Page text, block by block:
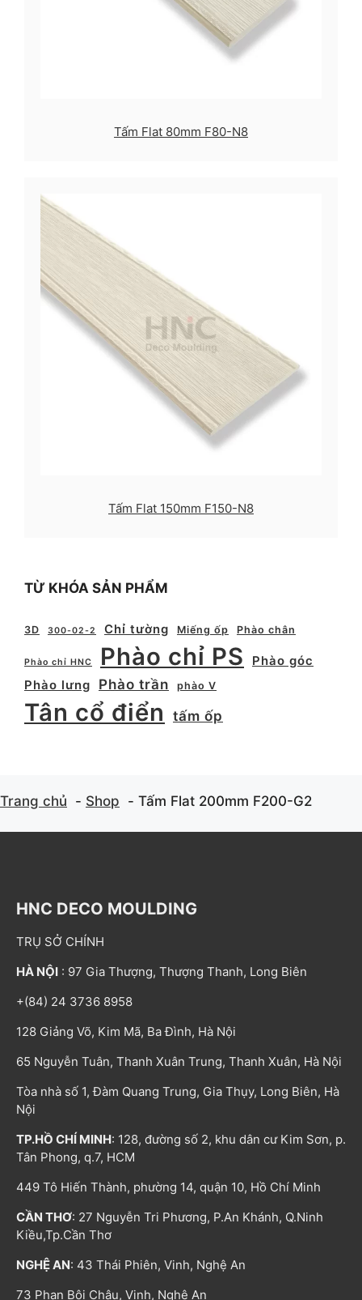
Tấm Flat 80mm F80-N8
Tấm Flat 150mm F150-N8
TỪ KHÓA SẢN PHẨM
3D 300-02-2 Chỉ tường Miếng ốp Phào chân
Phào chỉ HNC Phào chỉ PS
Phào góc
Phào lưng
Phào trần phào V
Tân cổ điển tấm ốp
Trang chủ Shop Tấm Flat 200mm F200-G2
HNC DECO MOULDING
TRỤ SỞ CHÍNH
HÀ NỘI : 97 Gia Thượng, Thượng Thanh, Long Biên
+(84) 24 3736 8958
128 Giảng Võ, Kim Mã, Ba Đình, Hà Nội
65 Nguyễn Tuân, Thanh Xuân Trung, Thanh Xuân, Hà Nội
Tòa nhà số 1, Đàm Quang Trung, Gia Thụy, Long Biên, Hà
Nội
TP.HỒ CHÍ MINH: 128, đường số 2, khu dân cư Kim Sơn, p.
Tân Phong, q.7, HCM
449 Tô Hiến Thành, phường 14, quận 10, Hồ Chí Minh
CẦN THƠ: 27 Nguyễn Tri Phương, P.An Khánh, Q.Ninh
Kiều,Tp.Cần Thơ
NGHỆ AN: 43 Thái Phiên, Vinh, Nghệ An
73 Phan Bội Châu, Vinh, Nghệ An